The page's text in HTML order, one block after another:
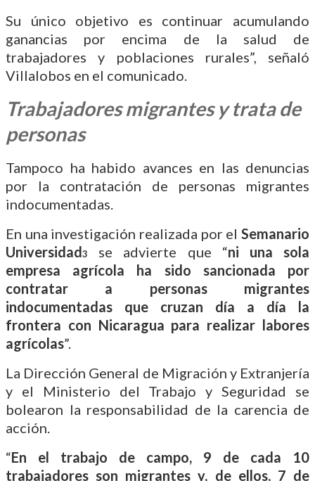
Su único objetivo es continuar acumulando
ganancias por encima de la salud de
trabajadores y poblaciones rurales”, señaló
Villalobos en el comunicado.
Trabajadores migrantes y trata de
personas
Tampoco ha habido avances en las denuncias
por la contratación de personas migrantes
indocumentadas.
En una investigación realizada por el Semanario
Universidad3 se advierte que “ni una sola
empresa agrícola ha sido sancionada por
contratar a personas migrantes
indocumentadas que cruzan día a día la
frontera con Nicaragua para realizar labores
agrícolas”.
La Dirección General de Migración y Extranjería
y el Ministerio del Trabajo y Seguridad se
bolearon la responsabilidad de la carencia de
acción.
“En el trabajo de campo, 9 de cada 10
trabajadores son migrantes y, de ellos, 7 de